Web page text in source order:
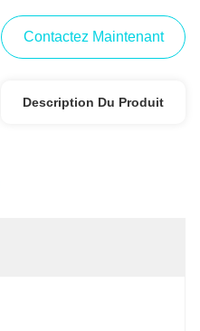
Contactez Maintenant
Description Du Produit